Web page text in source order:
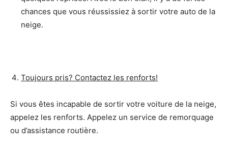
chances que vous réussissiez à sortir votre auto de la
neige.
Toujours pris? Contactez les renforts!
Si vous êtes incapable de sortir votre voiture de la neige,
appelez les renforts. Appelez un service de remorquage
ou d’assistance routière.